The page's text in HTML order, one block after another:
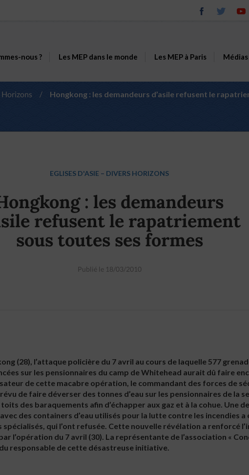
nous ? Les MEP dans le monde Les MEP à Paris Médias
/ Hongkong : les demandeurs d’asile refusent le
EGLISES D'ASIE – DIVERS HORIZONS
: les demandeurs
refusent le rapatriement
sous toutes ses formes
Publié le 18/03/2010
(28), l’attaque policière du 7 avril au cours de laquelle 577
sur les pensionnaires du camp de Whitehead aurait dû faire
de cette macabre opération, le commandant des forces de
de faire déverser des tonnes d’eau sur les pensionnaires de la
des baraquements afin d’échapper aux gaz et à la cohue. Une
des containers d’eau utilisés pour la lutte contre les incendies
qui l’ont refusée. Cette nouvelle révélation a renforcé
l’opération du 7 avril (30). La représentante de l’association «
responsable de cette désastreuse initiative.